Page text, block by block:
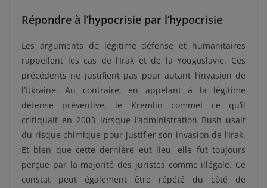
Répondre à l’hypocrisie par l’hypocrisie
Les arguments de légitime défense et humanitaires
rappellent les cas de l’Irak et de la Yougoslavie. Ces
précédents ne justifient pas pour autant l’invasion de
l’Ukraine. Au contraire, en appelant à la légitime
défense préventive, le Kremlin commet ce qu’il
critiquait en 2003 lorsque l’administration Bush usait
du risque chimique pour justifier son invasion de l’Irak.
Et bien que cette dernière eut lieu, elle fut toujours
perçue par la majorité des juristes comme illégale. Ce
constat peut également être répété du côté de